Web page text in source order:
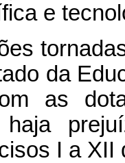
e
da
as
I a